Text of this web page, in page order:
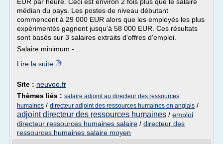
médian du pays. Les postes de niveau débutant
commencent à 29 000 EUR alors que les employés les plus
expérimentés gagnent jusqu'à 58 000 EUR. Ces résultats
sont basés sur 3 salaires extraits d'offres d'emploi.
Salaire minimum -...
Lire la suite
Site : neuvoo.fr
Thèmes liés : salaire adjoint au directeur des ressources
humaines / directeur adjoint des ressources humaines en anglais /
adjoint directeur des ressources humaines / emploi
directeur ressources humaines salaire / directeur des
ressources humaines salaire moyen